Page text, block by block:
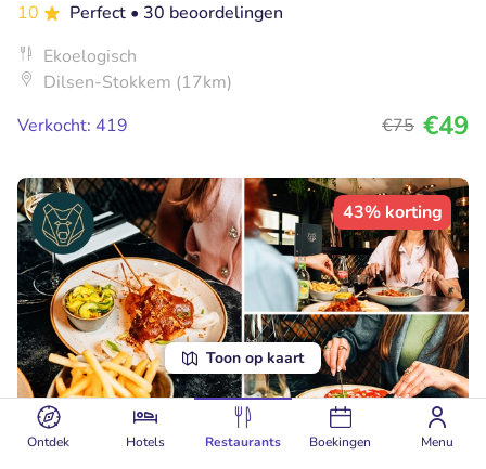
Ontdek Hotels Restaurants Boekingen Menu
Toon op kaart
10
Perfect • 30 beoordelingen
Ekoelogisch
Dilsen-Stokkem (17km)
Verkocht: 419
€75 €49
43% korting